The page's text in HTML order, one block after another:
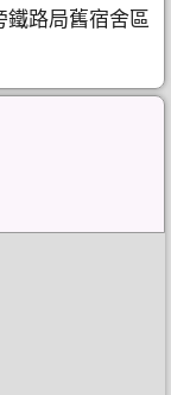
鐵路局舊宿舍區